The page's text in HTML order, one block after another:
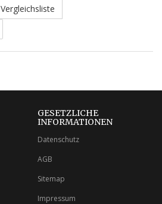
Vergleichsliste
GESETZLICHE
INFORMATIONEN
Datenschutz
AGB
Sitemap
Impressum